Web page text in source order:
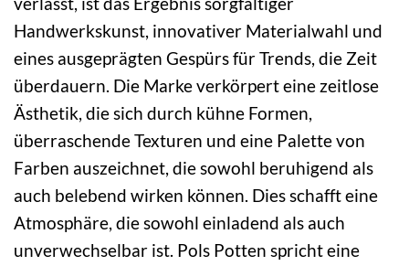
Handwerkskunst, innovativer Materialwahl und
eines ausgeprägten Gespürs für Trends, die Zeit
überdauern. Die Marke verkörpert eine zeitlose
Ästhetik, die sich durch kühne Formen,
überraschende Texturen und eine Palette von
Farben auszeichnet, die sowohl beruhigend als
auch belebend wirken können. Dies schafft eine
Atmosphäre, die sowohl einladend als auch
unverwechselbar ist. Pols Potten spricht eine